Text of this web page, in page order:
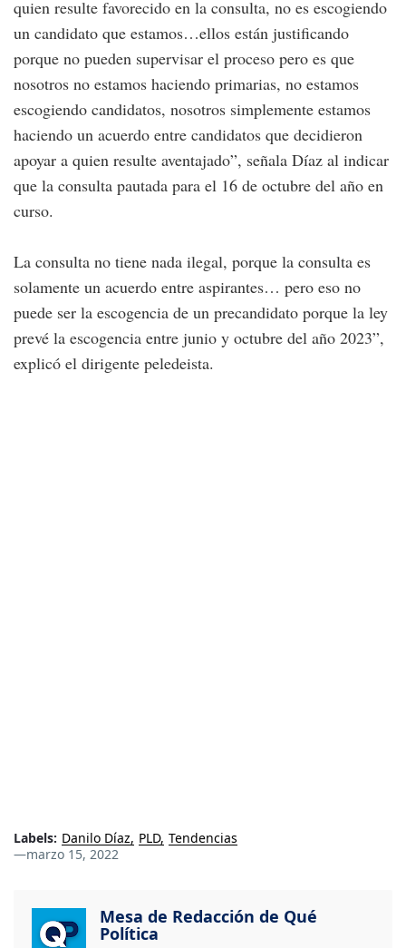
quien resulte favorecido en la consulta, no es escogiendo
un candidato que estamos…ellos están justificando
porque no pueden supervisar el proceso pero es que
nosotros no estamos haciendo primarias, no estamos
escogiendo candidatos, nosotros simplemente estamos
haciendo un acuerdo entre candidatos que decidieron
apoyar a quien resulte aventajado”, señala Díaz al indicar
que la consulta pautada para el 16 de octubre del año en
curso.
La consulta no tiene nada ilegal, porque la consulta es
solamente un acuerdo entre aspirantes… pero eso no
puede ser la escogencia de un precandidato porque la ley
prevé la escogencia entre junio y octubre del año 2023”,
explicó el dirigente peledeista.
Labels: Danilo Díaz PLD Tendencias
—marzo 15, 2022
Mesa de Redacción de Qué
Política